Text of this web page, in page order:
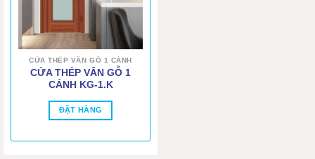
CỬA THÉP VÂN GỖ 1 CÁNH
CỬA THÉP VÂN GỖ 1
CÁNH KG-1.K
ĐẶT HÀNG